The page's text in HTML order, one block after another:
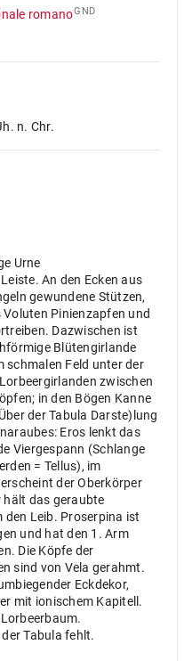
romanoGND
n. Chr.
Urne
An den Ecken aus
gewundene Stützen,
Voluten Pinienzapfen und
Dazwischen ist
Blütengirlande
schmalen Feld unter der
zwischen
in den Bögen Kanne
der Tabula Darste)lung
Eros lenkt das
Viergespann (Schlange
= Tellus), im
der Oberkörper
hält das geraubte
den Leib. Proserpina ist
und hat den 1. Arm
Die Köpfe der
sind von Vela gerahmt.
Eckdekor,
mit ionischem Kapitell.
Tabula fehlt.